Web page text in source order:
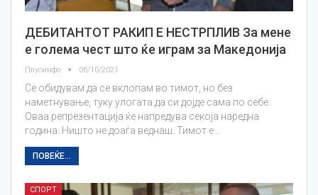
ДЕБИТАНТОТ РАКИП Е НЕСТРПЛИВ За мене
е голема чест што ќе играм за Македонија
Плусинфо 06/10/2021
Се обидувам да се вклопам во тимот, но без
наметнување, туку улогата да си дојде сама по себе.
Оваа репрезентација ќе напредува секоја наредна
година. Ништо не доаѓа веднаш. Тимот е…
ПОВЕЌЕ...
СПОРТ